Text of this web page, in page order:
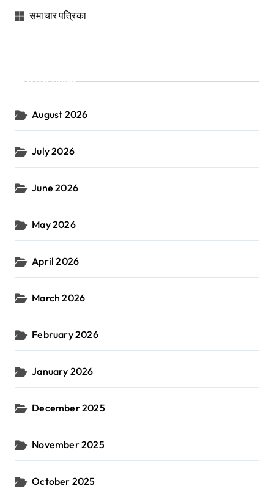
समाचार पत्रिका
Archives
August 2026
July 2026
June 2026
May 2026
April 2026
March 2026
February 2026
January 2026
December 2025
November 2025
October 2025